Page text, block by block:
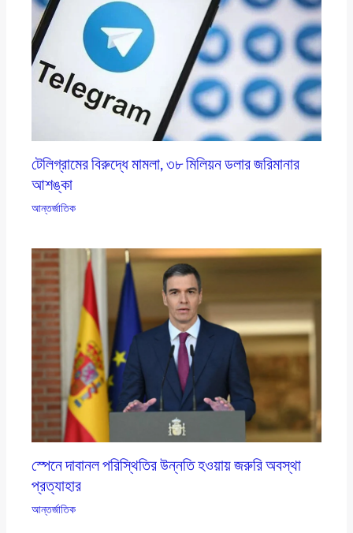
টেলিগ্রামের বিরুদ্ধে মামলা, ৩৮ মিলিয়ন ডলার জরিমানার
আশঙ্কা
আন্তর্জাতিক
স্পেনে দাবানল পরিস্থিতির উন্নতি হওয়ায় জরুরি অবস্থা
প্রত্যাহার
আন্তর্জাতিক